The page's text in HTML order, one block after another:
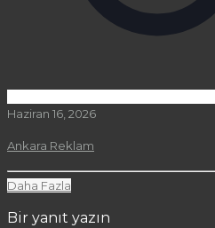
Haziran 16, 2026
Ankara Reklam
Daha Fazla
Bir yanıt yazın